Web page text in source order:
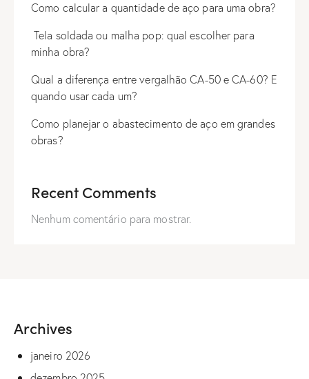
Como calcular a quantidade de aço para uma obra?
Tela soldada ou malha pop: qual escolher para
minha obra?
Qual a diferença entre vergalhão CA-50 e CA-60? E
quando usar cada um?
Como planejar o abastecimento de aço em grandes
obras?
Recent Comments
Nenhum comentário para mostrar.
Archives
janeiro 2026